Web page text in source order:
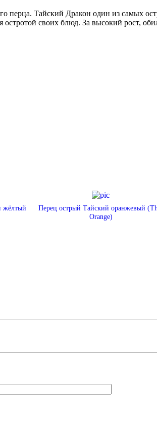
перца. Тайский Дракон один из самых
остротой своих блюд. За высокий рост,
жёлтый
Перец острый Тайский оранжевый
Orange)